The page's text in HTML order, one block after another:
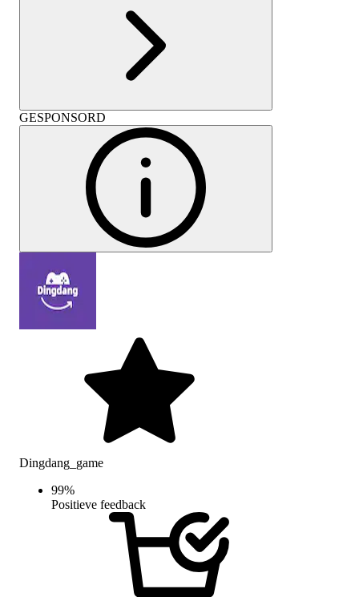
GESPONSORD
Dingdang_game
99%
Positieve feedback